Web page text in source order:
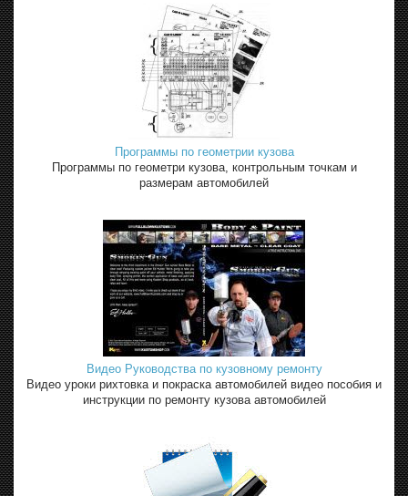
Программы по геометрии кузова
Программы по геометри кузова, контрольным точкам и
размерам автомобилей
Видео Руководства по кузовному ремонту
Видео уроки рихтовка и покраска автомобилей видео пособия и
инструкции по ремонту кузова автомобилей